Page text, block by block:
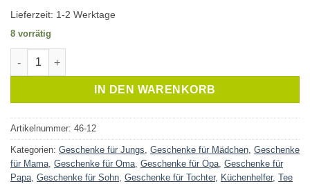
Lieferzeit: 1-2 Werktage
8 vorrätig
Teesieb Handschuhe Menge
IN DEN WARENKORB
Artikelnummer: 46-12
Kategorien: Geschenke für Jungs, Geschenke für Mädchen, Geschenke
für Mama, Geschenke für Oma, Geschenke für Opa, Geschenke für
Papa, Geschenke für Sohn, Geschenke für Tochter, Küchenhelfer, Tee